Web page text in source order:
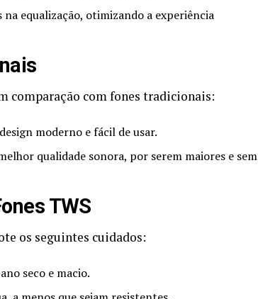
equalização, otimizando a experiência
comparação com fones tradicionais:
moderno e fácil de usar.
qualidade sonora, por serem maiores e sem
TWS
os seguintes cuidados:
seco e macio.